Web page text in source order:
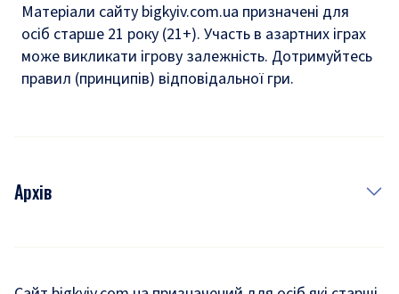
Матеріали сайту bigkyiv.com.ua призначені для
осіб старше 21 року (21+). Участь в азартних іграх
може викликати ігрову залежність. Дотримуйтесь
правил (принципів) відповідальної гри.
Архів